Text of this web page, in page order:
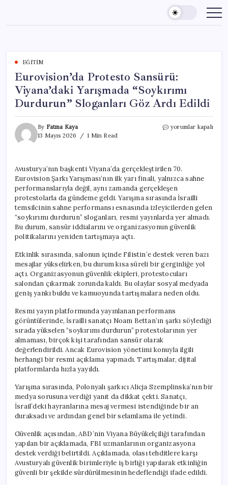
content
EĞITIM
Eurovision’da Protesto Sansürü:
Viyana’daki Yarışmada “Soykırımı
Durdurun” Sloganları Göz Ardı Edildi
By Fatma Kaya
13 Mayıs 2026
1 Min Read
Eurovision’da
“Soykırımı
Durdurun”
Sloganları
Göz
Ardı
için
yorumlar kapalı
Avusturya’nın başkenti Viyana’da gerçekleştirilen 70.
Eurovision Şarkı Yarışması’nın ilk yarı finali, yalnızca sahne
performanslarıyla değil, aynı zamanda gerçekleşen
protestolarla da gündeme geldi. Yarışma sırasında İsrailli
temsilcinin sahne performansı esnasında izleyicilerden gelen
“soykırımı durdurun” sloganları, resmi yayınlarda yer almadı.
Bu durum, sansür iddialarını ve organizasyonun güvenlik
politikalarını yeniden tartışmaya açtı.
Etkinlik sırasında, salonun içinde Filistin’e destek veren bazı
mesajlar yükselirken, bu durum kısa süreli bir gerginliğe yol
açtı. Organizasyonun güvenlik ekipleri, protestocuları
salondan çıkarmak zorunda kaldı. Bu olaylar sosyal medyada
geniş yankı buldu ve kamuoyunda tartışmalara neden oldu.
Resmi yayın platformunda yayınlanan performans
görüntülerinde, İsrailli sanatçı Noam Bettan’ın şarkı söylediği
sırada yükselen “soykırımı durdurun” protestolarının yer
almaması, birçok kişi tarafından sansür olarak
değerlendirildi. Ancak Eurovision yönetimi konuyla ilgili
herhangi bir resmi açıklama yapmadı. Tartışmalar, dijital
platformlarda hızla yayıldı.
Yarışma sırasında, Polonyalı şarkıcı Alicja Szemplinska’nın bir
medya sorusuna verdiği yanıt da dikkat çekti. Sanatçı,
İsrail’deki hayranlarına mesaj vermesi istendiğinde bir an
duraksadı ve ardından genel bir selamlama ile yetindi.
Güvenlik açısından, ABD’nin Viyana Büyükelçiliği tarafından
yapılan bir açıklamada, FBI uzmanlarının organizasyona
destek verdiği belirtildi. Açıklamada, olası tehditlere karşı
Avusturyalı güvenlik birimleriyle iş birliği yapılarak etkinliğin
güvenli bir şekilde sürdürülmesinin hedeflendiği ifade edildi.